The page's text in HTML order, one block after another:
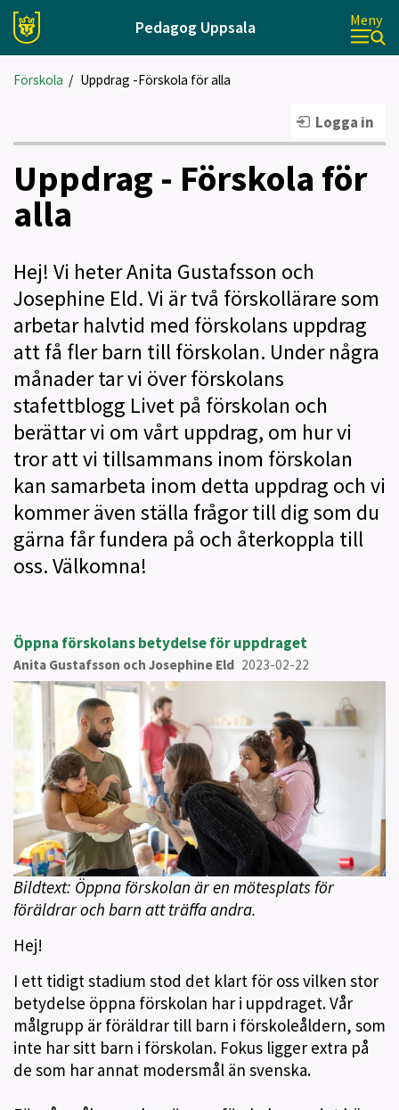
Pedagog Uppsala Meny
Förskola / Uppdrag -Förskola för alla
Logga in
Uppdrag - Förskola för
alla
Hej! Vi heter Anita Gustafsson och
Josephine Eld. Vi är två förskollärare som
arbetar halvtid med förskolans uppdrag
att få fler barn till förskolan. Under några
månader tar vi över förskolans
stafettblogg Livet på förskolan och
berättar vi om vårt uppdrag, om hur vi
tror att vi tillsammans inom förskolan
kan samarbeta inom detta uppdrag och vi
kommer även ställa frågor till dig som du
gärna får fundera på och återkoppla till
oss. Välkomna!
Öppna förskolans betydelse för uppdraget
Anita Gustafsson och Josephine Eld 2023-02-22
Bildtext: Öppna förskolan är en mötesplats för
föräldrar och barn att träffa andra.
Hej!
I ett tidigt stadium stod det klart för oss vilken stor
betydelse öppna förskolan har i uppdraget. Vår
målgrupp är föräldrar till barn i förskoleåldern, som
inte har sitt barn i förskolan. Fokus ligger extra på
de som har annat modersmål än svenska.